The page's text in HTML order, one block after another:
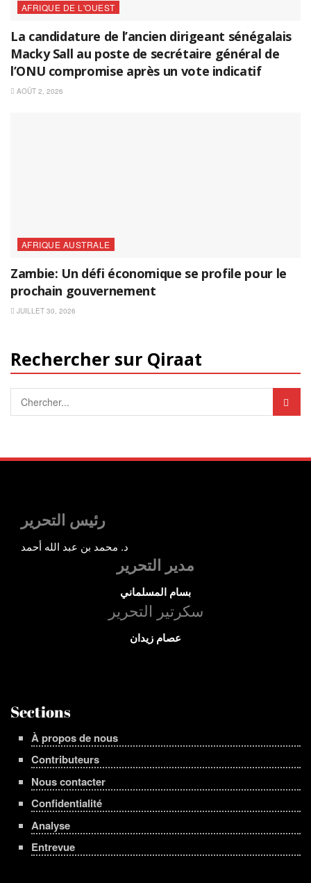
AFRIQUE DE L'OUEST
La candidature de l’ancien dirigeant sénégalais
Macky Sall au poste de secrétaire général de
l’ONU compromise après un vote indicatif
AOÛT 2, 2026
AFRIQUE AUSTRALE
Zambie: Un défi économique se profile pour le
prochain gouvernement
JUILLET 30, 2026
Rechercher sur Qiraat
رئيس التحرير
د. محمد بن عبد الله أحمد
مدير التحرير
بسام المسلماني
سكرتير التحرير
عصام زيدان
Sections
À propos de nous
Contributeurs
Nous contacter
Confidentialité
Analyse
Entrevue